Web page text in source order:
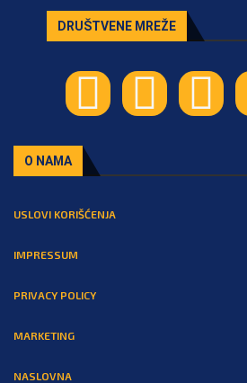
DRUŠTVENE MREŽE
O NAMA
USLOVI KORIŠĆENJA
IMPRESSUM
PRIVACY POLICY
MARKETING
NASLOVNA